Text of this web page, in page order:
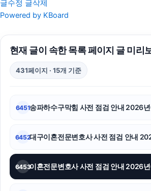
수
말
글수정 글삭제
Powered by KBoard
현재 글이 속한 목록 페이지 글 미리
431페이지 · 15개 기준
6451송파하수구막힘 사전 점검 안내 2026
6452대구이혼전문변호사 사전 점검 안내
6453